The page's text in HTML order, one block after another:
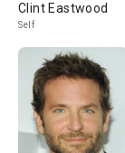
Clint Eastwood
Self